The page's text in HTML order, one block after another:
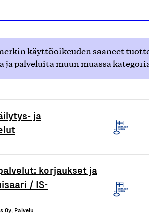
käyttöoikeuden saaneet
palveluita muun muassa
ja
korjaukset ja
/ IS-
Oy, Palvelu